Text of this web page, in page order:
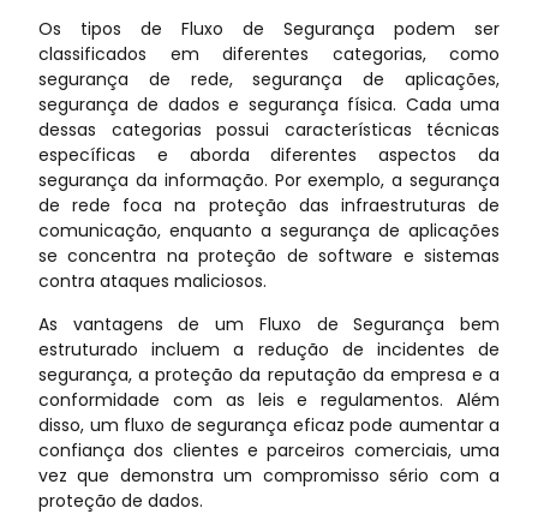
Os tipos de Fluxo de Segurança podem ser
classificados em diferentes categorias, como
segurança de rede, segurança de aplicações,
segurança de dados e segurança física. Cada uma
dessas categorias possui características técnicas
específicas e aborda diferentes aspectos da
segurança da informação. Por exemplo, a segurança
de rede foca na proteção das infraestruturas de
comunicação, enquanto a segurança de aplicações
se concentra na proteção de software e sistemas
contra ataques maliciosos.
As vantagens de um Fluxo de Segurança bem
estruturado incluem a redução de incidentes de
segurança, a proteção da reputação da empresa e a
conformidade com as leis e regulamentos. Além
disso, um fluxo de segurança eficaz pode aumentar a
confiança dos clientes e parceiros comerciais, uma
vez que demonstra um compromisso sério com a
proteção de dados.